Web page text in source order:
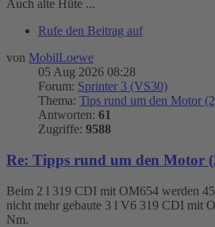
Auch alte Hüte ...
Rufe den Beitrag auf
von MobilLoewe
05 Aug 2026 08:28
Forum: Sprinter 3 (VS30)
Thema: Tips rund um den Motor
Antworten: 61
Zugriffe: 9588
Re: Tipps rund um den Motor
Beim 2 l 319 CDI mit OM654 werden
nicht mehr gebaute 3 l V6 319 CDI mit
Nm.